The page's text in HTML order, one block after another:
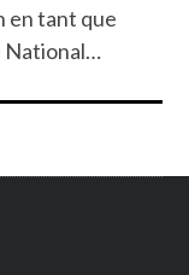
en tant que
National…